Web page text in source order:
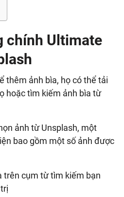
chính Ultimate
thêm ảnh bìa, họ có thể tải
hoặc tìm kiếm ảnh bìa từ
ảnh từ Unsplash, một
bao gồm một số ảnh được
trên cụm từ tìm kiếm bạn